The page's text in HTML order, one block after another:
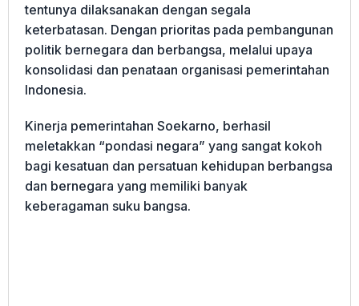
tentunya dilaksanakan dengan segala
keterbatasan. Dengan prioritas pada pembangunan
politik bernegara dan berbangsa, melalui upaya
konsolidasi dan penataan organisasi pemerintahan
Indonesia.
Kinerja pemerintahan Soekarno, berhasil
meletakkan “pondasi negara” yang sangat kokoh
bagi kesatuan dan persatuan kehidupan berbangsa
dan bernegara yang memiliki banyak
keberagaman suku bangsa.